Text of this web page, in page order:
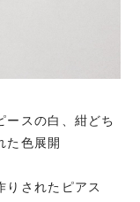
ースの白、紺どち
た色展開
りされたピアス